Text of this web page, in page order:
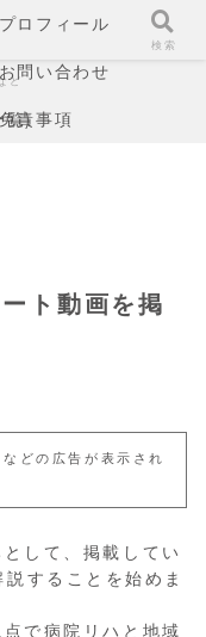
プロフィール
ど
お問い合わせ
覧)
責事項
ト動画を掲
どの広告が表示され
して、掲載してい
することを始めま
で病院リハと地域
検索